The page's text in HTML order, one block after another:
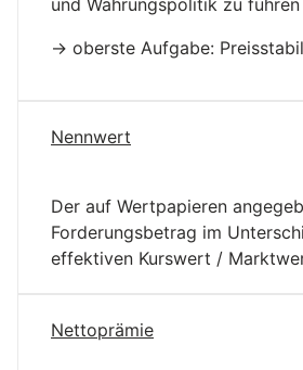
und Währungspolitik zu
-> oberste Aufgabe:
Nennwert
Der auf Wertpapieren
Forderungsbetrag im
effektiven Kurswert /
Nettoprämie